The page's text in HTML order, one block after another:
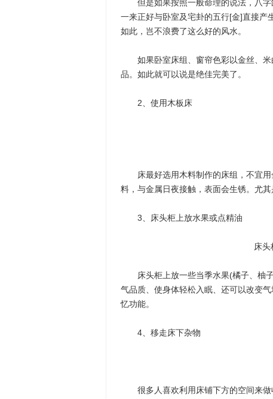
但是如果按照一般命理的说法，八字
一来正好与卧室及宅卦的五行[金]直接产
如此，岂不浪费了这么好的风水。
如果卧室床组、窗帘色彩以金丝、米
品。如此就可以说是绝佳完美了。
2、使用木板床
床最好选用木料制作的床组，不宜用
料，与金属日夜接触，表面会生锈。尤
3、床头柜上放水果或点精油
床
床头柜上放一些当季水果(橘子、柚
气品质、使身体轻松入眠、还可以改变
忆功能。
4、移走床下杂物
很多人喜欢利用床铺下方的空间来做